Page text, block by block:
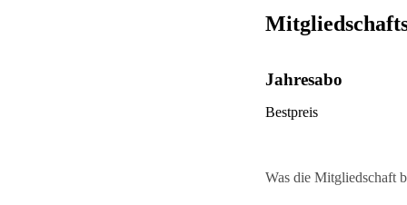
Jahresabo
Bestpreis
Was die Mitgliedschaft